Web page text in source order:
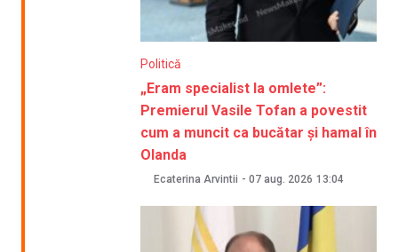
Politică
„Eram specialist la omlete”:
Premierul Vasile Tofan a povestit
cum a muncit ca bucătar și hamal în
Olanda
Ecaterina Arvintii - 07 aug. 2026 13:04